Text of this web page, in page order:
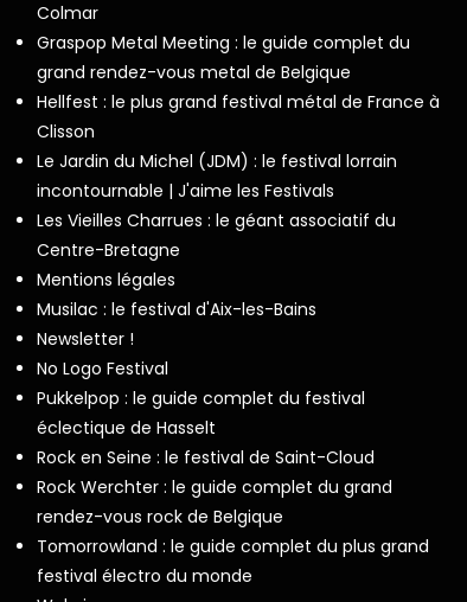
Colmar
Graspop Metal Meeting : le guide complet du
grand rendez-vous metal de Belgique
Hellfest : le plus grand festival métal de France à
Clisson
Le Jardin du Michel (JDM) : le festival lorrain
incontournable | J'aime les Festivals
Les Vieilles Charrues : le géant associatif du
Centre-Bretagne
Mentions légales
Musilac : le festival d'Aix-les-Bains
Newsletter !
No Logo Festival
Pukkelpop : le guide complet du festival
éclectique de Hasselt
Rock en Seine : le festival de Saint-Cloud
Rock Werchter : le guide complet du grand
rendez-vous rock de Belgique
Tomorrowland : le guide complet du plus grand
festival électro du monde